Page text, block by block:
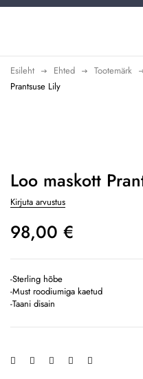
Esileht Ehted Tootemärk
Prantsuse Lily
Loo maskott
Kirjuta arvustus
98,00 €
-Sterling hõbe
-Must roodiumiga kaetud
-Taani disain